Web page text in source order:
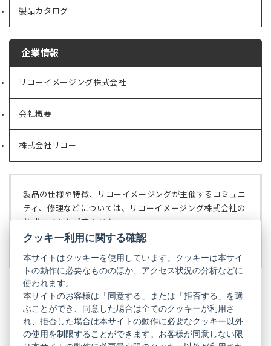
製品カタログ
企業情報
リコーイメージング株式会社
（新
タ
ブ
で
開
く）
会社概要
（新
タ
ブ
く）
株式会社リコー
（新
ブ
開
製品の仕様や特徴、リコーイメージングが主催するコミュニ
ティ、修理などについては、リコーイメージング株式会社の
公式サイトをご覧ください。
リコーイメージング株式会社の公式サイト
（新
し
タ
ブ
で
開
く）
PENTAX
PENTAX
の
PENTAX
の
PENTAX
の
PENTAX
の
PENTAX
の
クッキー利用に関する確認
本サイトはクッキーを使用しています。クッキーは本サイ
トの動作に必要なもののほか、アクセス状況の分析などに
使われます。
本サイトのお客様は「同意する」または「拒否する」を選
ぶことができ、同意した場合は全てのクッキーが利用さ
れ、拒否した場合は本サイトの動作に必要なクッキー以外
の使用を制限することができます。お客様が同意しない限